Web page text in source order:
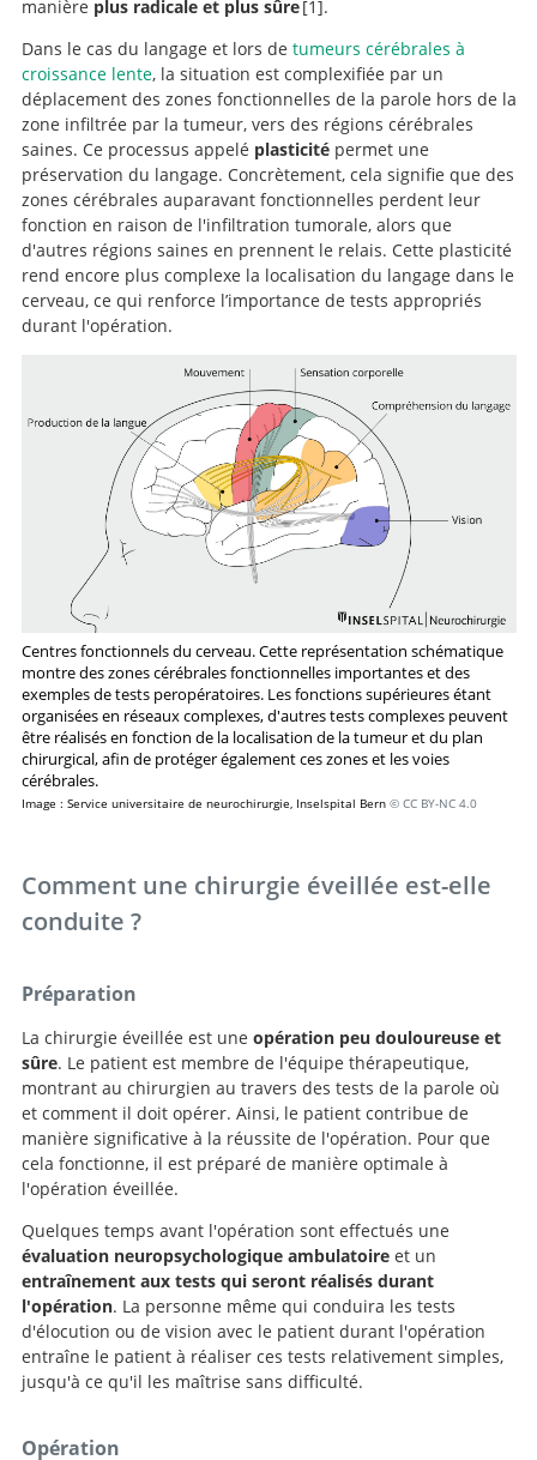
manière plus radicale et plus sûre 1
Impact of intraoperative stimulation
brain mapping on glioma surgery outcome: a meta-
analysis.
.
Dans le cas du langage et lors de tumeurs cérébrales à
croissance lente, la situation est complexifiée par un
déplacement des zones fonctionnelles de la parole hors de la
zone infiltrée par la tumeur, vers des régions cérébrales
saines. Ce processus appelé plasticité permet une
préservation du langage. Concrètement, cela signifie que des
zones cérébrales auparavant fonctionnelles perdent leur
fonction en raison de l'infiltration tumorale, alors que
d'autres régions saines en prennent le relais. Cette plasticité
rend encore plus complexe la localisation du langage dans le
cerveau, ce qui renforce l’importance de tests appropriés
durant l'opération.
Centres fonctionnels du cerveau. Cette représentation schématique
montre des zones cérébrales fonctionnelles importantes et des
exemples de tests peropératoires. Les fonctions supérieures étant
organisées en réseaux complexes, d'autres tests complexes peuvent
être réalisés en fonction de la localisation de la tumeur et du plan
chirurgical, afin de protéger également ces zones et les voies
cérébrales.
Image : Service universitaire de neurochirurgie, Inselspital Bern © CC BY-NC 4.0
Comment une chirurgie éveillée est-elle
conduite ?
Préparation
La chirurgie éveillée est une opération peu douloureuse et
sûre. Le patient est membre de l'équipe thérapeutique,
montrant au chirurgien au travers des tests de la parole où
et comment il doit opérer. Ainsi, le patient contribue de
manière significative à la réussite de l'opération. Pour que
cela fonctionne, il est préparé de manière optimale à
l'opération éveillée.
Quelques temps avant l'opération sont effectués une
évaluation neuropsychologique ambulatoireet un
entraînement aux tests qui seront réalisés durant
l'opération. La personne même qui conduira les tests
d'élocution ou de vision avec le patient durant l'opération
entraîne le patient à réaliser ces tests relativement simples,
jusqu'à ce qu'il les maîtrise sans difficulté.
Opération